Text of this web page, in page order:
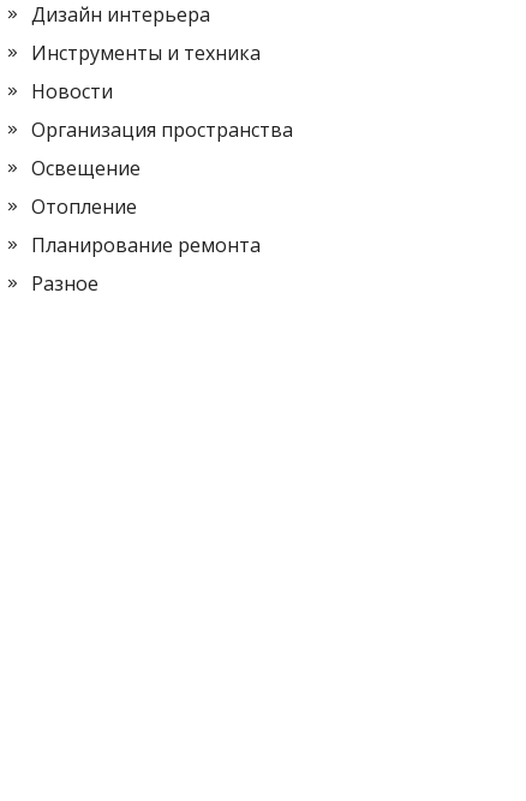
Дизайн интерьера
Инструменты и техника
Новости
Организация пространства
Освещение
Отопление
Планирование ремонта
Разное